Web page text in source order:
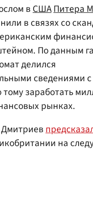
вСШАПитера
в связях со
По данным
делился
сведениями
тому заработать
рынках.
на